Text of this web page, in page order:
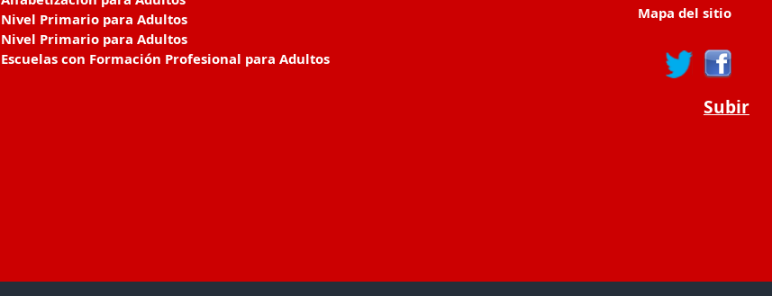
Nivel Primario para Adultos
Nivel Primario para Adultos
Escuelas con Formación Profesional para Adultos
Mapa del sitio
Subir